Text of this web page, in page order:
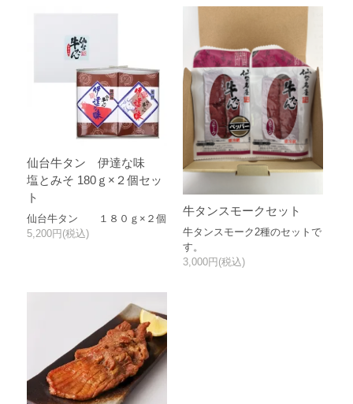
仙台牛タン 伊達な味
塩とみそ 180ｇ×２個セッ
ト
仙台牛タン １８０ｇ×２個
5,200円(税込)
牛タンスモークセット
牛タンスモーク2種のセットで
す。
3,000円(税込)